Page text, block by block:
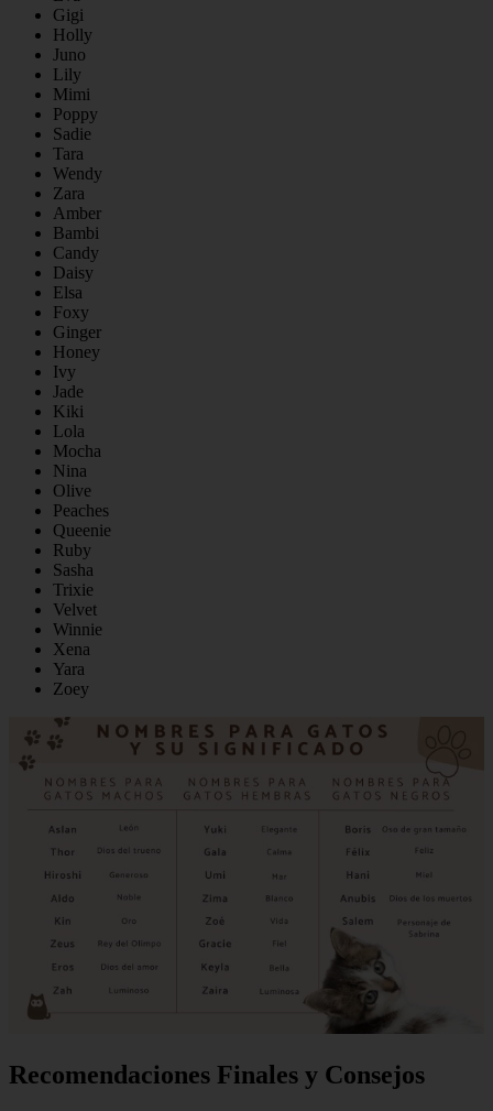
Gigi
Holly
Juno
Lily
Mimi
Poppy
Sadie
Tara
Wendy
Zara
Amber
Bambi
Candy
Daisy
Elsa
Foxy
Ginger
Honey
Ivy
Jade
Kiki
Lola
Mocha
Nina
Olive
Peaches
Queenie
Ruby
Sasha
Trixie
Velvet
Winnie
Xena
Yara
Zoey
Recomendaciones Finales y Consejos